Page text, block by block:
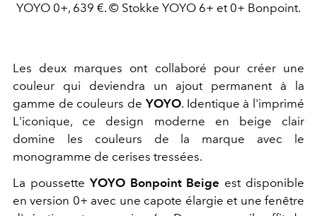
YOYO 0+, 639 €. © Stokke YOYO 6+ et 0+ Bonpoint.
Les deux marques ont collaboré pour créer une
couleur qui deviendra un ajout permanent à la
gamme de couleurs de YOYO. Identique à l'imprimé
L'iconique, ce design moderne en beige clair
domine les couleurs de la marque avec le
monogramme de cerises tressées.
La poussette YOYO Bonpoint Beige est disponible
en version 0+ avec une capote élargie et une fenêtre